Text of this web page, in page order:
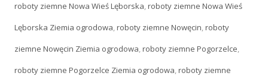
roboty ziemne Nowa Wieś Lęborska,roboty ziemne Nowa Wieś
Lęborska Ziemia ogrodowa,roboty ziemne Nowęcin,roboty
ziemne Nowęcin Ziemia ogrodowa,roboty ziemne Pogorzelce,
roboty ziemne Pogorzelce Ziemia ogrodowa,roboty ziemne